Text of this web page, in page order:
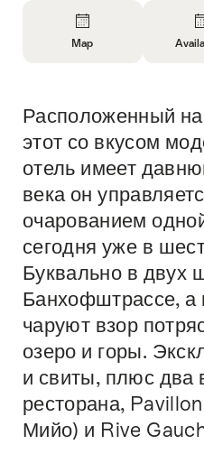
Map
Map
Open
Intro
Расположенный на
этот со вкусом
отель имеет
века он
очарованием
сегодня уже в
Буквально в двух
Банхофштрассе, а
чаруют взор
озеро и горы.
и свиты, плюс два
ресторана,
Мийо) и Rive